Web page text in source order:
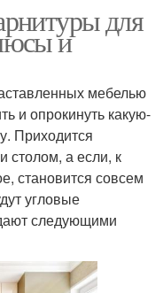
для
и
мебелью
и опрокинуть какую-
Приходится
столом, а если, к
становится совсем
угловые
следующими